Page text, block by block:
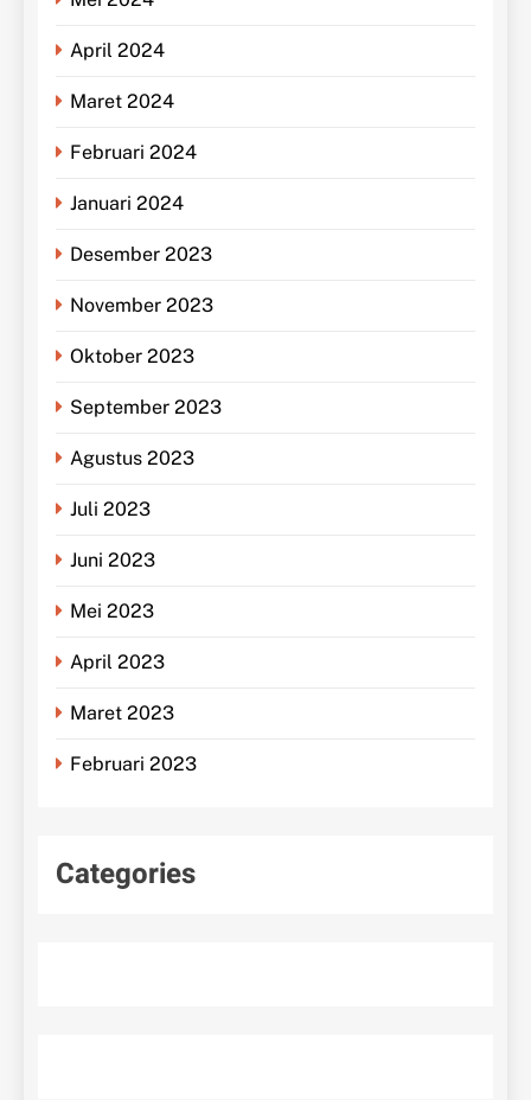
April 2024
Maret 2024
Februari 2024
Januari 2024
Desember 2023
November 2023
Oktober 2023
September 2023
Agustus 2023
Juli 2023
Juni 2023
Mei 2023
April 2023
Maret 2023
Februari 2023
Categories